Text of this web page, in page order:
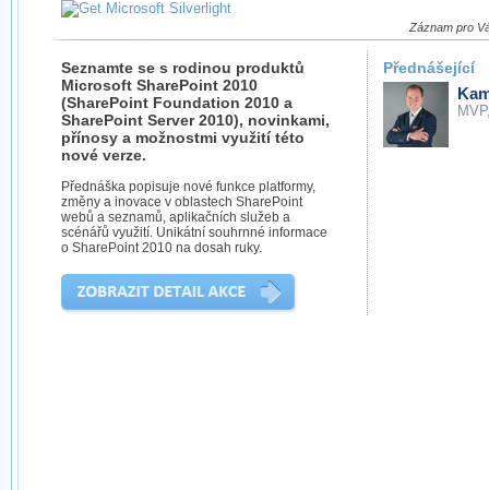
Stránka se sama rozhodne, na základě toho, jaké
technologie podporuje Váš prohlížeč, který přehrávač
použít, abyste záznam mohli sledovat v nejvyšší
možné kvalitě.
Stahování záznamů
Víme, že občas chcete sledovat záznamy i v místech,
kde není připojení k internetu, což současný přehrávač
neumožňuje, proto umožňujeme stahování vybraných
záznamů.
Velmi staré záznamy máme historicky uložené
ve formátu, který není vhodný pro stahování,
Záznam pro
Seznamte se s rodinou produktů
Microsoft SharePoint 2010
(SharePoint Foundation 2010 a
SharePoint Server 2010), novinkami,
přínosy a možnostmi využití této
nové verze.
Přednáška popisuje nové funkce platformy,
změny a inovace v oblastech SharePoint
webů a seznamů, aplikačních služeb a
scénářů využití. Unikátní souhrnné informace
o SharePoint 2010 na dosah ruky.
Přednášející